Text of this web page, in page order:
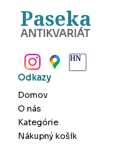
Paseka
ANTIKVARIÁT
Odkazy
Domov
O nás
Kategórie
Nákupný košík